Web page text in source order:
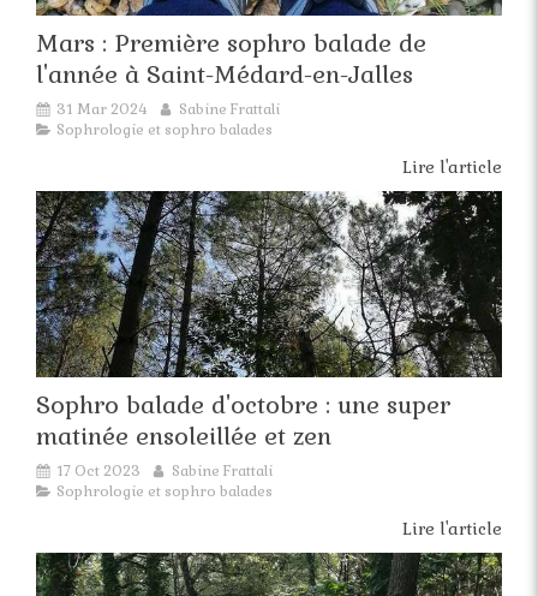
Mars : Première sophro balade de
l'année à Saint-Médard-en-Jalles
31 Mar 2024
Sabine Frattali
Sophrologie et sophro balades
Lire l'article
Sophro balade d'octobre : une super
matinée ensoleillée et zen
17 Oct 2023
Sabine Frattali
Sophrologie et sophro balades
Lire l'article